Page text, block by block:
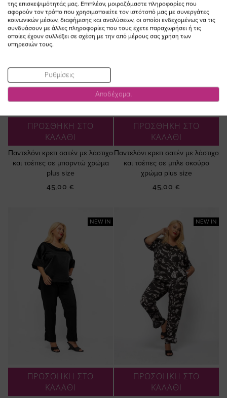
ΠΡΟΣΘΗΚΗ ΣΤΟ
ΚΑΛΑΘΙ
Παντελόνι κρεπ σατέν με λάστιχο
και τσέπες σε μπορντώ χρώμα
plus size
45,00 €
ΠΡΟΣΘΗΚΗ ΣΤΟ
ΚΑΛΑΘΙ
Παντελόνι κρεπ σατέν με λάστιχο
και τσέπες σε μπλε σκούρο
χρώμα plus size
45,00 €
NEW IN
ΠΡΟΣΘΗΚΗ ΣΤΟ
ΚΑΛΑΘΙ
NEW IN
ΠΡΟΣΘΗΚΗ ΣΤΟ
ΚΑΛΑΘΙ
της επισκεψιμότητάς μας. Επιπλέον, μοιραζόμαστε πληροφορίες που
αφορούν τον τρόπο που χρησιμοποιείτε τον ιστότοπό μας με συνεργάτες
κοινωνικών μέσων, διαφήμισης και αναλύσεων, οι οποίοι ενδεχομένως να τις
συνδυάσουν με άλλες πληροφορίες που τους έχετε παραχωρήσει ή τις
οποίες έχουν συλλέξει σε σχέση με την από μέρους σας χρήση των
υπηρεσιών τους.
Ρυθμίσεις
Αποδέχομαι